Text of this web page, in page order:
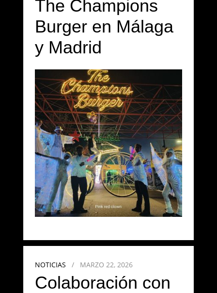
The Champions
Burger en Málaga
y Madrid
NOTICIAS / MARZO 22, 2026
Colaboración con